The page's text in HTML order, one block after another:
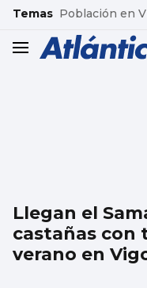
common.go-to-
Temas Población en
header.menu.open
Llegan el
castañas con
verano en